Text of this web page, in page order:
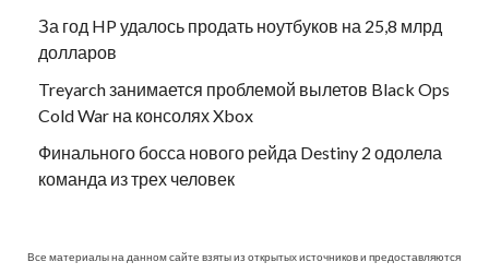
За год HP удалось продать ноутбуков на 25,8 млрд
долларов
Treyarch занимается проблемой вылетов Black Ops
Cold War на консолях Xbox
Финального босса нового рейда Destiny 2 одолела
команда из трех человек
Все материалы на данном сайте взяты из открытых источников и предоставляются